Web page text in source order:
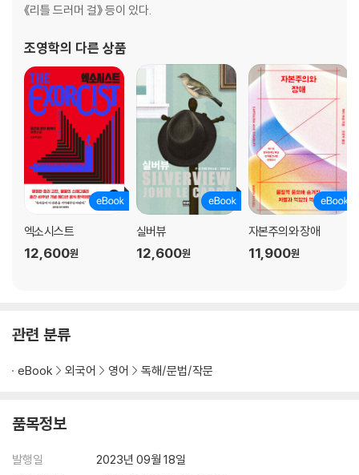
DAY13 미래를 나타내는 조동사 will과 shall은 무엇이 다를까? _조동사
DAY14 조건문과 가정법 문장이 어떤 차이가 있는지 아니? _가정법
DAY15 이 people과 저 people은 뭐가 다를까? _명사
30분을 3분으로 줄여주는 정리 노트
에필로그
《리틀 드러머 걸》 등이 있다.
조영학의 다른 상품
엑소시스트
12,600원
실버뷰
12,600원
자본주의와 장애
11,900원
관련 분류
eBook 외국어 영어 독해/문법/작문
품목정보
발행일
2023년 09월 18일